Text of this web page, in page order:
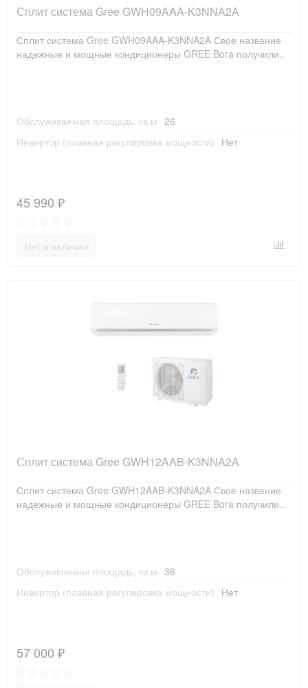
Сплит система Gree GWH09AAA-K3NNA2A
Сплит система Gree GWH09AAA-K3NNA2A Свое название
надежные и мощные кондиционеры GREE Bora получили..
Обслуживаемая площадь, кв.м 26
Инвертор (плавная регулировка мощности)
Нет
45 990 ₽
Нет в наличии
Сплит система Gree GWH12AAB-K3NNA2A
Сплит система Gree GWH12AAB-K3NNA2A Свое название
надежные и мощные кондиционеры GREE Bora получили..
Обслуживаемая площадь, кв.м 36
Инвертор (плавная регулировка мощности)
Нет
57 000 ₽